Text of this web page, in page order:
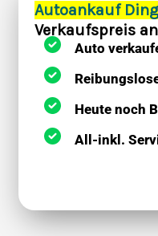
Autoankauf
Verkaufspreis
Auto
Heute noch
All-inkl.